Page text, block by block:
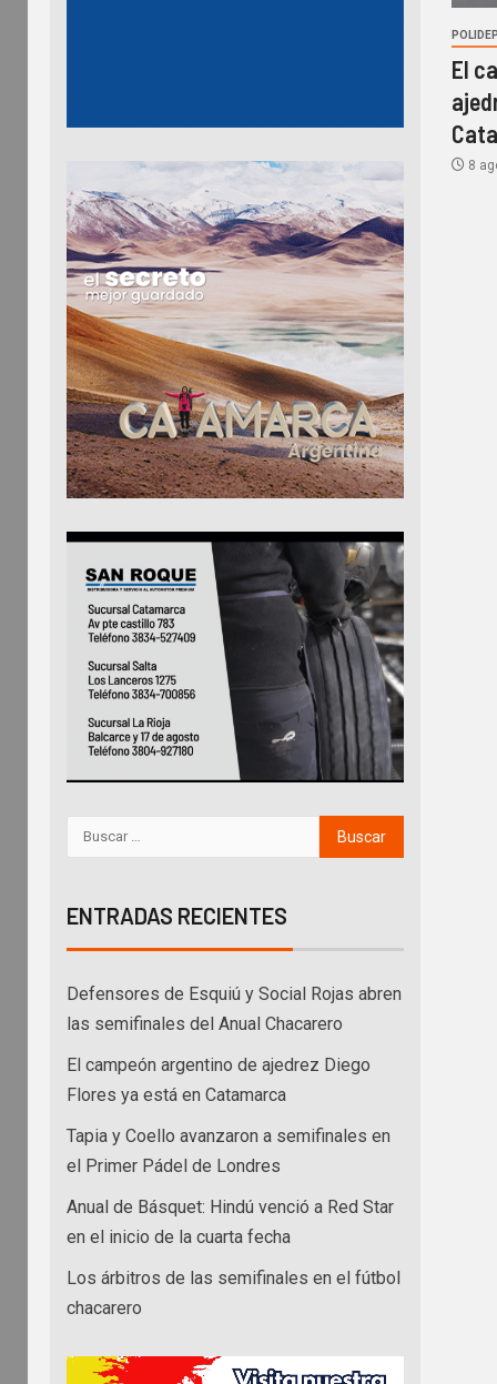
El
8
ENTRADAS RECIENTES
Defensores de Esquiú y Social Rojas abren
las semifinales del Anual Chacarero
El campeón argentino de ajedrez Diego
Flores ya está en Catamarca
Tapia y Coello avanzaron a semifinales en
el Primer Pádel de Londres
Anual de Básquet: Hindú venció a Red Star
en el inicio de la cuarta fecha
Los árbitros de las semifinales en el fútbol
chacarero